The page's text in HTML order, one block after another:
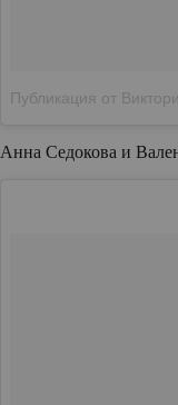
Публикация от
Анна Седокова и